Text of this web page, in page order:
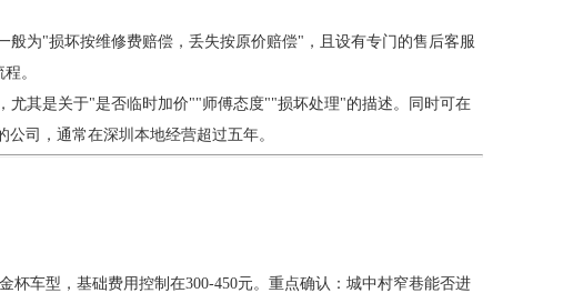
为"损坏按维修费赔偿，丢失按原价赔偿"，且设有专门的售后客服
。
尤其是关于"是否临时加价""师傅态度""损坏处理"的描述。同时可在
司，通常在深圳本地经营超过五年。
车型，基础费用控制在300-450元。重点确认：城中村窄巷能否进